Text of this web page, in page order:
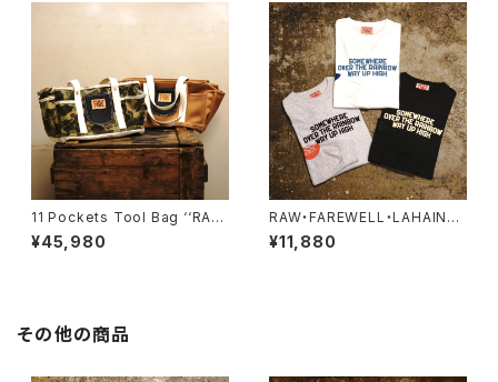
11 Pockets Tool Bag ‘‘RA
W’’
¥45,980
RAW・FAREWELL・LAHAINA,
MAUI・Long Sleeve Tee
¥11,880
その他の商品